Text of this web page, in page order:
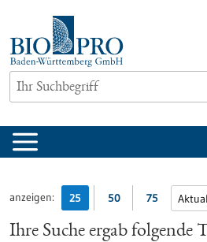
springen
anzeigen: 25 50 75
Ihre Suche ergab folgende